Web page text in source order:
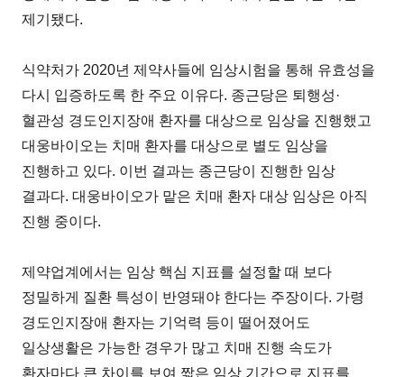
제기됐다.
식약처가 2020년 제약사들에 임상시험을 통해 유효성을
다시 입증하도록 한 주요 이유다. 종근당은 퇴행성·
혈관성 경도인지장애 환자를 대상으로 임상을 진행했고
대웅바이오는 치매 환자를 대상으로 별도 임상을
진행하고 있다. 이번 결과는 종근당이 진행한 임상
결과다. 대웅바이오가 맡은 치매 환자 대상 임상은 아직
진행 중이다.
제약업계에서는 임상 핵심 지표를 설정할 때 보다
정밀하게 질환 특성이 반영돼야 한다는 주장이다. 가령
경도인지장애 환자는 기억력 등이 떨어졌어도
일상생활은 가능한 경우가 많고 치매 진행 속도가
환자마다 큰 차이를 보여 짧은 임상 기간으로 지표를